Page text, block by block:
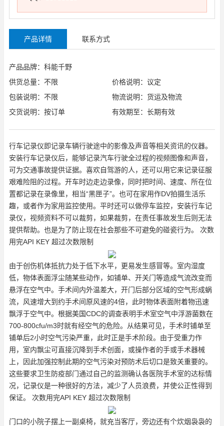
产品详情 联系方式
产品品牌：科能千野
供货总量：不限
价格说明：议定
包装说明：不限
物流说明：货运及物流
交货说明：按订单
有效期至：长期有效
行车记录仪即记录车辆行驶途中的影像及声音等相关资讯的仪器。
安装行车记录仪后，能够记录汽车行驶全过程的视频图像和声音，
可为交通事故提供证据。喜欢自驾游的人，还可以用它来记录征服
艰难险阻的过程。开车时边走边录像，同时把时间、速度、所在位
置都记录在录像里，相当“黑匣子”。也可在家用作DV拍摄生活乐
趣，或者作为家用监控使用。平时还可以做停车监控，安装行车记
录仪，视频资料不可以裁剪，如果裁剪，在责任事故发生后则无法
提供帮助。也是为了防止现在社会那些不可避免的碰瓷行为。 次数
用完API KEY 超过次数限制
由于创伤机体抵抗力处于低下水平，更易发生感冒等。室内湿度
低，物体表面浮尘随某些动作，如铺单、开关门等造成气流改变而
悬浮在空气中。手术间内外温差大，开门后部分区域的空气形成蜗
流，风速增大到约手术间原风速的4倍，此时物体表面附着物迅速
飘浮于空气中。根据美国CDC的调查表明手术室空气中浮游菌数在
700-800cfu/m3时就有经空气的危险。从结果可见，手术时铺单至
铺单后2小时空气污染严重，此时正是手术阶段。由于受重力作
用，室内飘尘可直接沉降到手术创面，或操作者的手或手术器械
上，因此加强控制此期的空气污染对预防术后切口是致关重要的。
这些要求卫生防疫部门通过自己的监测确认各医院手术室的达标情
况，记录仪是一种很好的方法，减少了人员浪费，并使公正性得到
保证。 次数用完API KEY 超过次数限制
门口的小院子摆上一副桌椅，就充当客厅，旁边还有个炊烟袅袅的